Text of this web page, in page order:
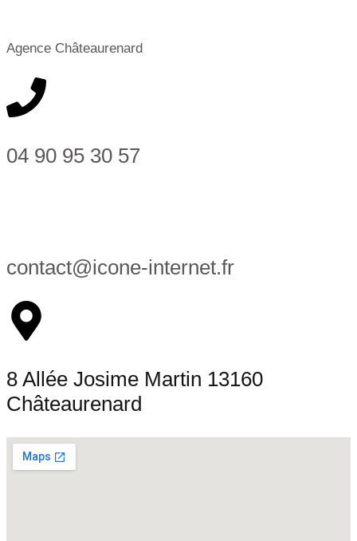
Agence Châteaurenard
04 90 95 30 57
contact@icone-internet.fr
8 Allée Josime Martin 13160
Châteaurenard